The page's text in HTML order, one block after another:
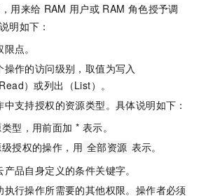
用来给 RAM 用户或 RAM 角色授予调
明如下：
点。
作的访问级别，取值为写入
）或列出（List）。
支持授权的资源类型。具体说明如下：
型，用前面加 * 表示。
授权的操作，用 全部资源 表示。
品自身定义的条件关键字。
执行操作所需要的其他权限。操作者必须